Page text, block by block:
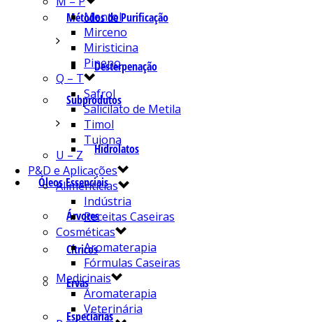
Métodos de Purificação
Desterpenação
Subprodutos
Hidrolatos
Óleos Essenciais
Árvores
Cítricos
Ervas
Especiarias
Mentol
Mirceno
Miristicina
Pineno
Q – T
Safrol
Salicilato de Metila
Timol
Tujona
U – Z
P&D e Aplicações
Alimentícias
Indústria
Receitas Caseiras
Cosméticas
Aromaterapia
Fórmulas Caseiras
Medicinais
Aromaterapia
Veterinária